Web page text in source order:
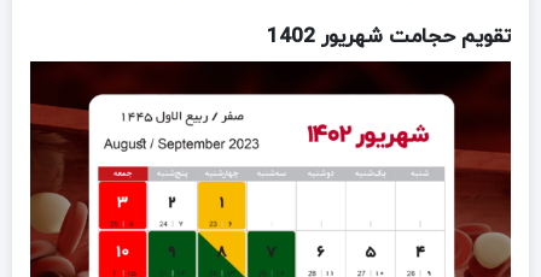
تقویم حجامت شهریور 1402